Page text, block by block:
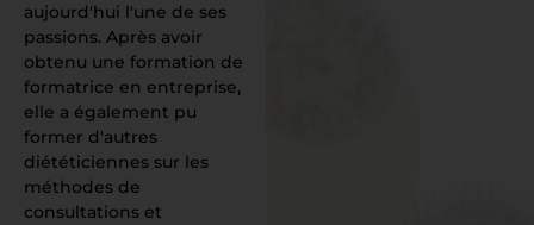
aujourd'hui l'une de ses
passions. Après avoir
obtenu une formation de
formatrice en entreprise,
elle a également pu
former d'autres
diététiciennes sur les
méthodes de
consultations et